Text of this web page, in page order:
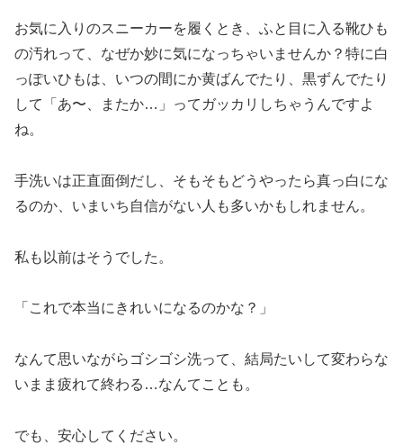
お気に入りのスニーカーを履くとき、ふと目に入る靴ひも
の汚れって、なぜか妙に気になっちゃいませんか？特に白
っぽいひもは、いつの間にか黄ばんでたり、黒ずんでたり
して「あ〜、またか…」ってガッカリしちゃうんですよ
ね。
手洗いは正直面倒だし、そもそもどうやったら真っ白にな
るのか、いまいち自信がない人も多いかもしれません。
私も以前はそうでした。
「これで本当にきれいになるのかな？」
なんて思いながらゴシゴシ洗って、結局たいして変わらな
いまま疲れて終わる…なんてことも。
でも、安心してください。